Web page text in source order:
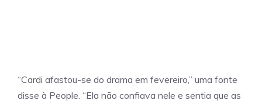
“Cardi afastou-se do drama em fevereiro,” uma fonte
disse à People. “Ela não confiava nele e sentia que as